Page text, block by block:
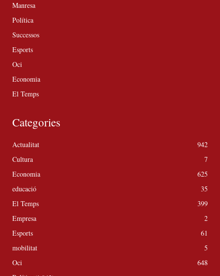
Manresa
Política
Successos
Esports
Oci
Economia
El Temps
Categories
Actualitat
942
Cultura
7
Economia
625
educació
35
El Temps
399
Empresa
2
Esports
61
mobilitat
5
Oci
648